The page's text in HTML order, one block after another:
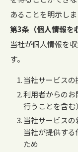
あることを明示しま
第3条（個人情報を
当社が個人情報を
す。
当社サービス
利用者からの
行うことを含む
当社サービス
当社が提供す
ため